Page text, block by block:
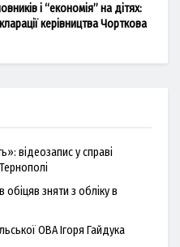
і “економія” на дітях:
керівництва Чорткова
відеозапис у справі
зняти з обліку в
ОВА Ігоря Гайдука